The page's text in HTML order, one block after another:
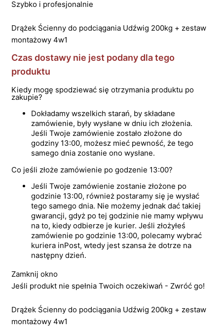
Szybko i profesjonalnie
Drążek Ścienny do podciągania Udźwig 200kg + zestaw
montażowy 4w1
Czas dostawy nie jest podany dla tego
produktu
Kiedy mogę spodziewać się otrzymania produktu po
zakupie?
Dokładamy wszelkich starań, by składane
zamówienie, były wysłane w dniu ich złożenia.
Jeśli Twoje zamówienie zostało złożone do
godziny 13:00, możesz mieć pewność, że tego
samego dnia zostanie ono wysłane.
Co jeśli złoże zamówienie po godzenie 13:00?
Jeśli Twoje zamówienie zostanie złożone po
godzinie 13:00, również postaramy się je wysłać
tego samego dnia. Nie możemy jednak dać takiej
gwarancji, gdyż po tej godzinie nie mamy wpływu
na to, kiedy odbierze je kurier. Jeśli złożyłeś
zamówienie po godzinie 13:00, polecamy wybrać
kuriera inPost, wtedy jest szansa że dotrze na
następny dzień.
Zamknij okno
Jeśli produkt nie spełnia Twoich oczekiwań - Zwróć go!
Drążek Ścienny do podciągania Udźwig 200kg + zestaw
montażowy 4w1